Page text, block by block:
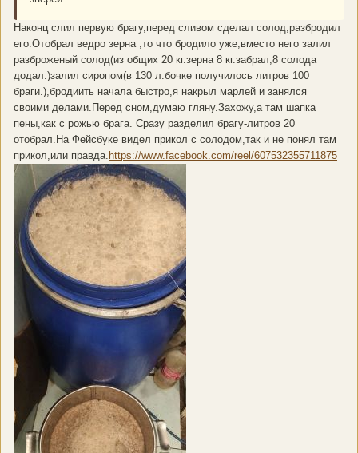
Наконц слил первую брагу,перед сливом сделал солод,разбродил
его.Отобрал ведро зерна ,то что бродило уже,вместо него залил
разброженый солод(из общих 20 кг.зерна 8 кг.забрал,8 солода
додал.)залил сиропом(в 130 л.бочке получилось литров 100
браги.),бродиить начала быстро,я накрыл марлей и занялся
своими делами.Перед сном,думаю гляну.Захожу,а там шапка
пены,как с рожью брага. Сразу разделил брагу-литров 20
отобрал.На Фейсбуке видел прикол с солодом,так и не понял там
прикол,или правда. https://www.facebook.com/reel/607532355711875